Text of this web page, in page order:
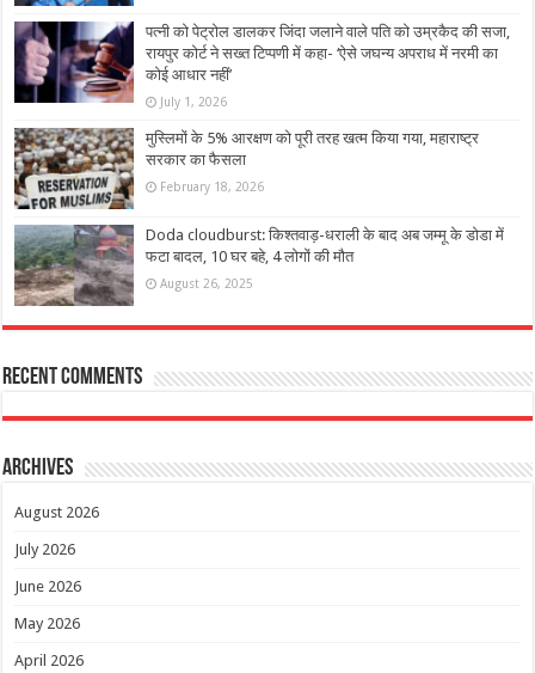
पत्नी को पेट्रोल डालकर जिंदा जलाने वाले पति को उम्रकैद की सजा,
रायपुर कोर्ट ने सख्त टिप्पणी में कहा- ‘ऐसे जघन्य अपराध में नरमी का
कोई आधार नहीं’
July 1, 2026
मुस्लिमों के 5% आरक्षण को पूरी तरह खत्म किया गया, महाराष्ट्र
सरकार का फैसला
February 18, 2026
Doda cloudburst: किश्तवाड़-धराली के बाद अब जम्मू के डोडा में
फटा बादल, 10 घर बहे, 4 लोगों की मौत
August 26, 2025
Recent Comments
Archives
August 2026
July 2026
June 2026
May 2026
April 2026